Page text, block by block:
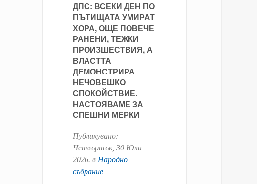
ДПС: ВСЕКИ ДЕН ПО
ПЪТИЩАТА УМИРАТ
ХОРА, ОЩЕ ПОВЕЧЕ
РАНЕНИ, ТЕЖКИ
ПРОИЗШЕСТВИЯ, А
ВЛАСТТА
ДЕМОНСТРИРА
НЕЧОВЕШКО
СПОКОЙСТВИЕ.
НАСТОЯВАМЕ ЗА
СПЕШНИ МЕРКИ
Публикувано:
Четвъртък, 30 Юли
2026. в Народно
събрание